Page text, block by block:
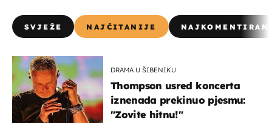
SVJEŽE NAJČITANIJE
DRAMA U ŠIBENIKU
Thompson usred koncerta
iznenada prekinuo pjesmu:
"Zovite hitnu!"